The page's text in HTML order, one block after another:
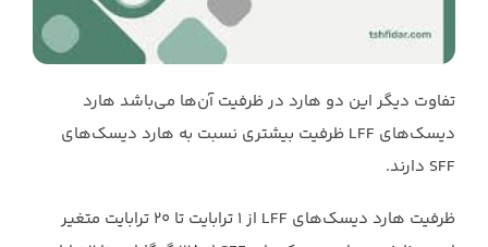
تفاوت دیگر این دو هارد در ظرفیت آن‌ها می‌باشد هارد
دیسک‌های LFF ظرفیت بیشتری نسبت به ‏هارد دیسک‌های
SFF دارند.
ظرفیت هارد دیسک‌های LFF از 1 ترابایت تا 20 ترابایت متغیر